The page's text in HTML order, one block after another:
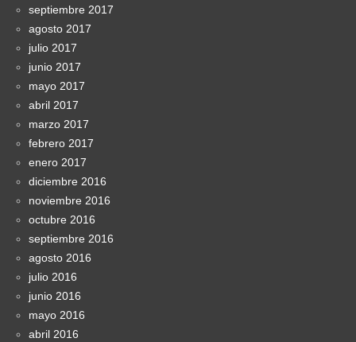
septiembre 2017
agosto 2017
julio 2017
junio 2017
mayo 2017
abril 2017
marzo 2017
febrero 2017
enero 2017
diciembre 2016
noviembre 2016
octubre 2016
septiembre 2016
agosto 2016
julio 2016
junio 2016
mayo 2016
abril 2016